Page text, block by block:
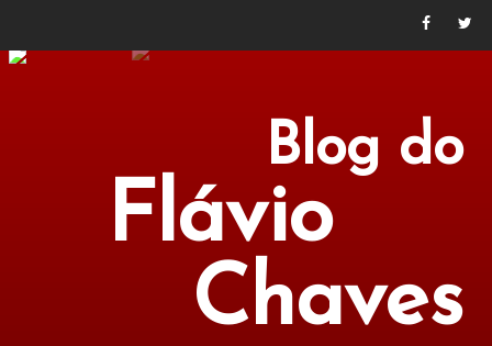
Blog do
Flávio
Chaves